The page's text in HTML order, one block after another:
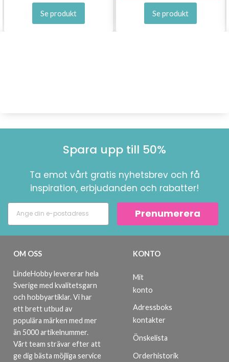
Se produkt Se produkt
Spara upp till 50%
Ta emot vårt gratis nyhetsbrev och få
inspiration, erbjudanden och rabatter!
Prenumerera
OM OSS
LindeHobby levererar hela
Sverige med kvalitetsgarn
och hobbyartiklar. Vi har
ett brett utbud av
populära märken med mer
än 5000 artikelnummer.
Vårt team strävar efter att
ge dig bästa möjliga service
KONTO
Mit
konto
Adressboks
kontakter
Önskelista
Orderhistorik